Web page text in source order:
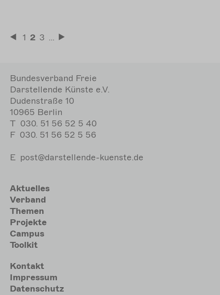
Seitennummerierung
Seite
1 Aktuelle
2 Seite
3 …
Bundesverband Freie
Darstellende Künste e.V.
Dudenstraße 10
10965 Berlin
T 030. 51 56 52 5 40
F 030. 51 56 52 5 56
E post@darstellende-kuenste.de
Hauptnavigation
Aktuelles
Verband
Themen
Projekte
Campus
Toolkit
Meta
Kontakt
Impressum
Datenschutz